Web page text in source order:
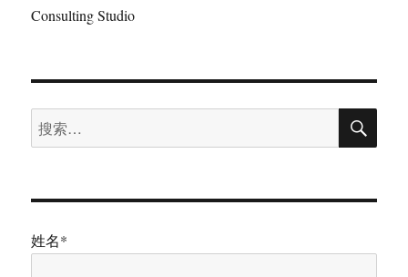
Consulting Studio
搜
索：
搜
姓名*